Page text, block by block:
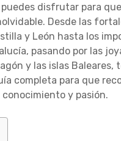
disfrutar para
Desde las
y León hasta los
pasando por las
y las islas Baleares,
completa para que
y pasión.